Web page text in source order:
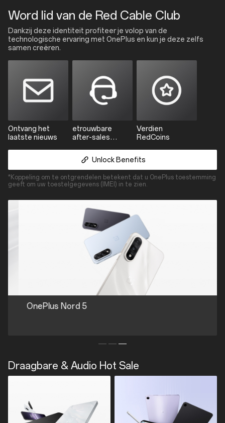
Cable
Club
Word lid van de Red Cable Club
Dankzij deze identiteit profiteer je volop van de
technologische ervaring met OnePlus en kun je deze zelfs
samen creëren.
Ontvang het
laatste nieuws
etrouwbare
after-sales
Verdien
RedCoins
Unlock Benefits
*Koppeling om te ontgrendelen betekent dat u OnePlus toestemming
geeft om uw toestelgegevens (IMEI) in te zien.
OnePlus Nord 5
Draagbare & Audio Hot Sale